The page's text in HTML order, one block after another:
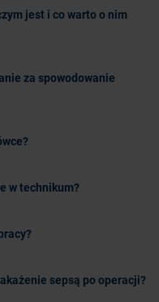
jest i co warto o nim
za spowodowanie
w technikum?
sepsą po operacji?